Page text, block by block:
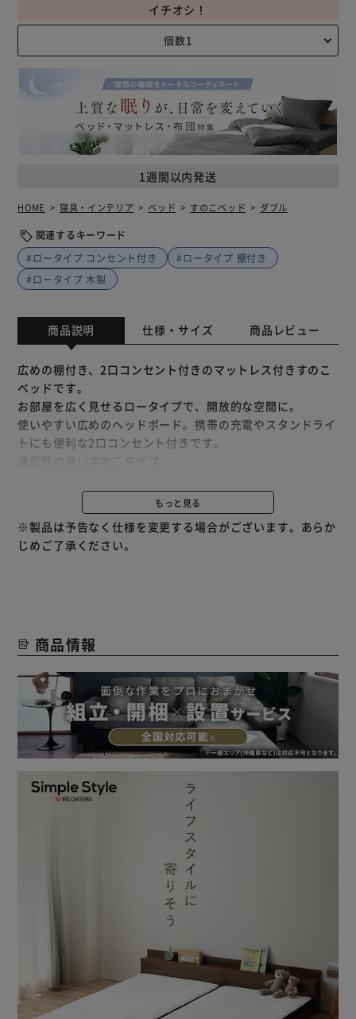
1週間以内発送
イチオシ！
HOME 寝具・インテリア ベッド すのこベッド ダブル
関連するキーワード
#ロータイプ コンセント付き
#ロータイプ 棚付き
#ロータイプ 木製
商品説明 仕様・サイズ 商品レビュー
広めの棚付き、2口コンセント付きのマットレス付きすのこ
ベッドです。
お部屋を広く見せるロータイプで、開放的な空間に。
使いやすい広めのヘッドボード。携帯の充電やスタンドライ
トにも便利な2口コンセント付きです。
【ボンネルコイルマットレス】
安定感のある寝心地のボンネルコイル。
弾力性があり、反発力が高く寝返りをしやすくします。
もっと見る
※製品は予告なく仕様を変更する場合がございます。あらか
じめご了承ください。
商品情報